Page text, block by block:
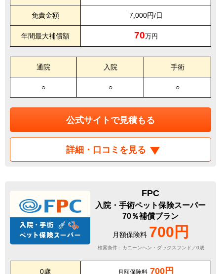
免責金額 7,000円/日
年間最大補償額 70万円
通院 入院 手術
○ ○ ○
公式サイトで見積もる
詳細・口コミを見る
FPC
入院・手術ペット保険スーパー
70％補償プラン
月額保険料 700円
検索条件：カニーンヘン・ダックスフンド／0歳
0歳 月額保険料 700円